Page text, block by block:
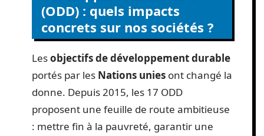
(ODD) : quels impacts
concrets sur nos sociétés ?
Lesobjectifs de développement durable
portés par les Nations unies ont changé la
donne. Depuis 2015, les 17 ODD
proposent une feuille de route ambitieuse
: mettre fin à la pauvreté, garantir une